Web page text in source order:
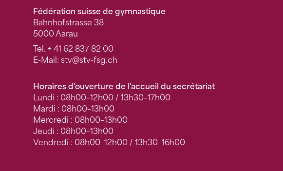
Fédération suisse de gymnastique
Bahnhofstrasse 38
5000 Aarau
Tel. + 41 62 837 82 00
E-Mail: stv@stv-fsg.ch
Horaires d'ouverture de l'accueil du secrétariat
Lundi : 08h00–12h00 / 13h30–17h00
Mardi : 08h00–13h00
Mercredi : 08h00–13h00
Jeudi : 08h00–13h00
Vendredi : 08h00–12h00 / 13h30–16h00